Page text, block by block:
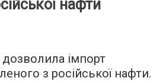
нафти
імпорт
з російської нафти.